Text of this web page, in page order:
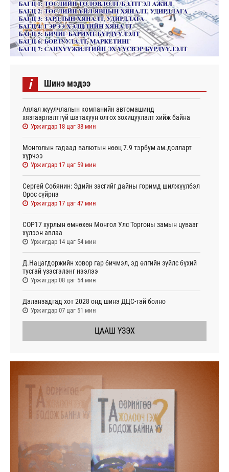
i Шинэ мэдээ
Аялал жуулчлалын компанийн автомашинд
хязгаарлалтгүй шатахуун олгох зохицуулалт хийж байна
Уржигдар 18 цаг 38 мин
Монголын гадаад валютын нөөц 7.9 тэрбум ам.долларт
хүрчээ
Уржигдар 17 цаг 59 мин
Сергей Собянин: Эдийн засгийг дайны горимд шилжүүлбэл
Орос сүйрнэ
Уржигдар 17 цаг 47 мин
COP17 хурлын өмнөхөн Монгол Улс Торгоны замын цувааг
хүлээн авлаа
Уржигдар 14 цаг 54 мин
Д.Нацагдоржийн ховор гар бичмэл, эд өлгийн зүйлс бүхий
тусгай үзэсгэлэнг нээлээ
Уржигдар 08 цаг 54 мин
Даланзадгад хот 2028 онд шинэ ДЦС-тай болно
Уржигдар 07 цаг 51 мин
ЦААШ ҮЗЭХ